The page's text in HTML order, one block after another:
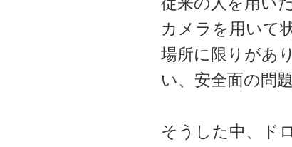
カメラを用いて
場所に限りがあ
い、安全面の問
そうした中、ド